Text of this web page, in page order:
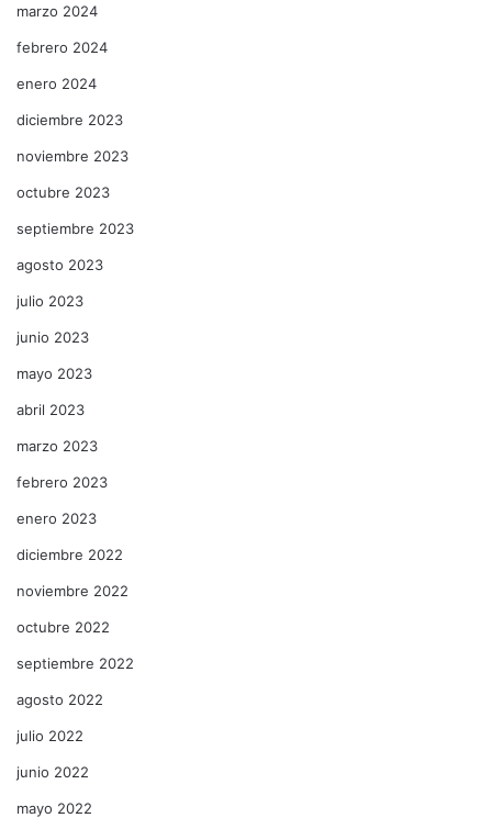
marzo 2024
febrero 2024
enero 2024
diciembre 2023
noviembre 2023
octubre 2023
septiembre 2023
agosto 2023
julio 2023
junio 2023
mayo 2023
abril 2023
marzo 2023
febrero 2023
enero 2023
diciembre 2022
noviembre 2022
octubre 2022
septiembre 2022
agosto 2022
julio 2022
junio 2022
mayo 2022